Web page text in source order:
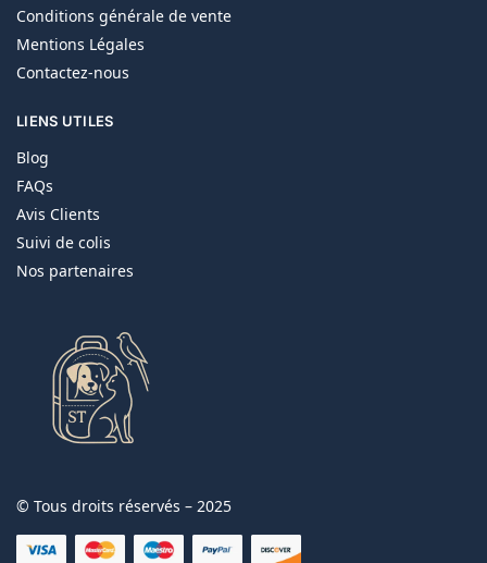
Conditions générale de vente
Mentions Légales
Contactez-nous
LIENS UTILES
Blog
FAQs
Avis Clients
Suivi de colis
Nos partenaires
© Tous droits réservés – 2025